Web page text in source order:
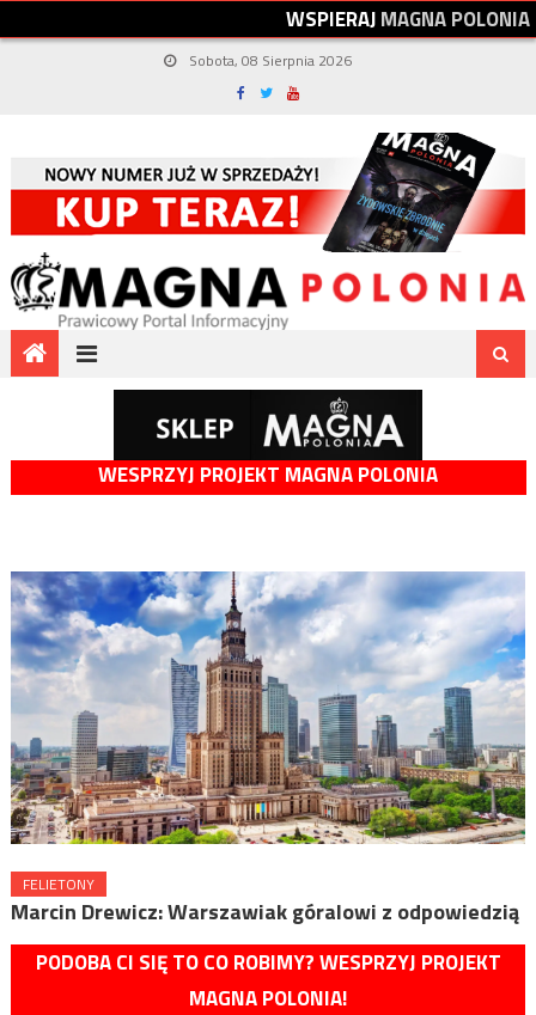
WSPIERAJMAGNAPOLONIA
Sobota, 08 Sierpnia 2026
WESPRZYJ PROJEKT MAGNA POLONIA
FELIETONY
Marcin Drewicz: Warszawiak góralowi z odpowiedzią
PODOBA CI SIĘ TO CO ROBIMY? WESPRZYJ PROJEKT
MAGNA POLONIA!